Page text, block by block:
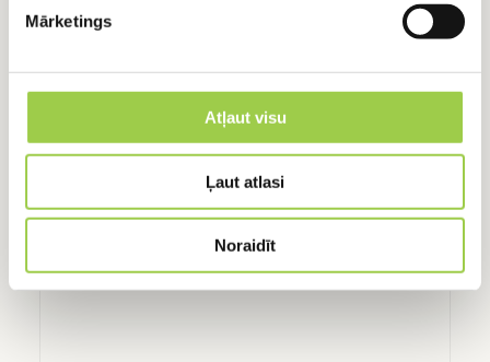
Mārketings
Atļaut visu
Ļaut atlasi
Noraidīt
Ziņojums